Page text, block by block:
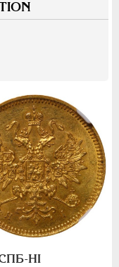
СПБ-НI